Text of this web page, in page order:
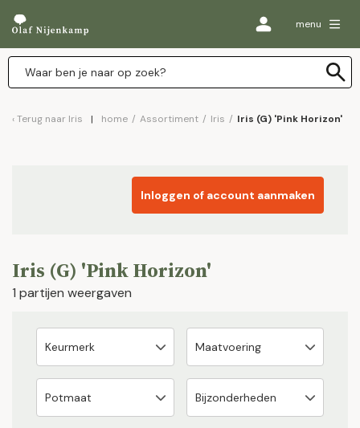
menu
Terug naar Iris home / Assortiment / Iris / Iris (G) 'Pink Horizon'
Inloggen of account aanmaken
Iris (G) 'Pink Horizon'
1 partijen weergaven